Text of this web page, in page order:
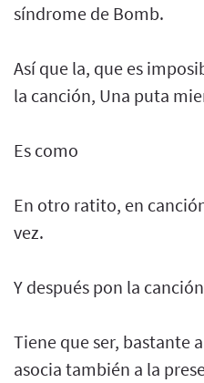
síndrome de Bomb.
Así que la, que es
la canción, Una puta
Es como
En otro ratito, en
vez.
Y después pon la
Tiene que ser, bastante
asocia también a la